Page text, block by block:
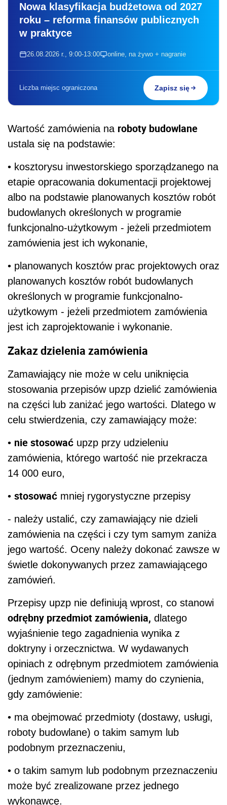
Nowa klasyfikacja budżetowa od 2027
roku – reforma finansów publicznych
w praktyce
26.08.2026 r., 9:00-13:00 online, na żywo + nagranie
Liczba miejsc ograniczona Zapisz się
Wartość zamówienia na roboty budowlane
ustala się na podstawie:
• kosztorysu inwestorskiego sporządzanego na
etapie opracowania dokumentacji projektowej
albo na podstawie planowanych kosztów robót
budowlanych określonych w programie
funkcjonalno-użytkowym - jeżeli przedmiotem
zamówienia jest ich wykonanie,
• planowanych kosztów prac projektowych oraz
planowanych kosztów robót budowlanych
określonych w programie funkcjonalno-
użytkowym - jeżeli przedmiotem zamówienia
jest ich zaprojektowanie i wykonanie.
Zakaz dzielenia zamówienia
Zamawiający nie może w celu uniknięcia
stosowania przepisów upzp dzielić zamówienia
na części lub zaniżać jego wartości. Dlatego w
celu stwierdzenia, czy zamawiający może:
• nie stosować upzp przy udzieleniu
zamówienia, którego wartość nie przekracza
14 000 euro,
• stosować mniej rygorystyczne przepisy
- należy ustalić, czy zamawiający nie dzieli
zamówienia na części i czy tym samym zaniża
jego wartość. Oceny należy dokonać zawsze w
świetle dokonywanych przez zamawiającego
zamówień.
Przepisy upzp nie definiują wprost, co stanowi
odrębny przedmiot zamówienia, dlatego
wyjaśnienie tego zagadnienia wynika z
doktryny i orzecznictwa. W wydawanych
opiniach z odrębnym przedmiotem zamówienia
(jednym zamówieniem) mamy do czynienia,
gdy zamówienie:
• ma obejmować przedmioty (dostawy, usługi,
roboty budowlane) o takim samym lub
podobnym przeznaczeniu,
• o takim samym lub podobnym przeznaczeniu
może być zrealizowane przez jednego
wykonawcę.